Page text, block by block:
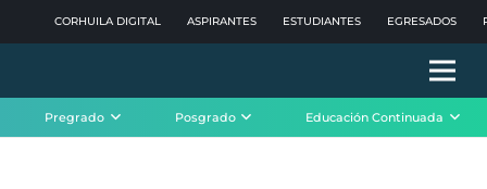
CORHUILA DIGITAL ASPIRANTES ESTUDIANTES EGRESADOS
Pregrado Posgrado Educación Continuada